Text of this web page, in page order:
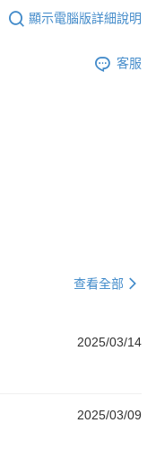
顯示電腦版詳細說明
客服
查看全部
2025/03/14
2025/03/09